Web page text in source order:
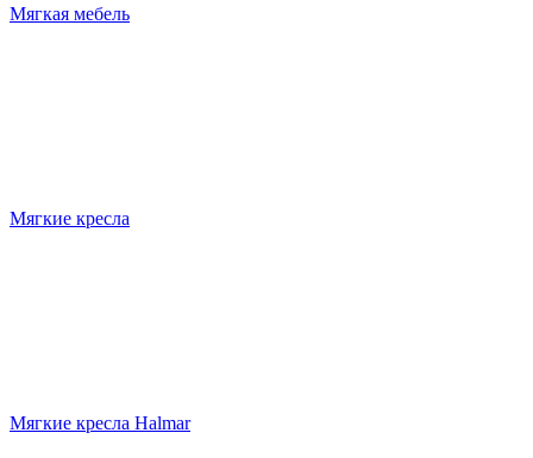
Мягкая мебель
Мягкие кресла
Мягкие кресла Halmar